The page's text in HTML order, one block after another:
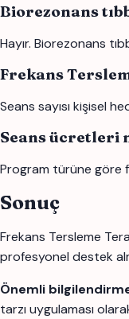
Biorezonans
Hayır. Biorezonans
Frekans
Seans sayısı kişisel
Seans ücretleri
Program türüne göre
Sonuç
Frekans Tersleme
profesyonel destek
Önemli
tarzı uygulaması